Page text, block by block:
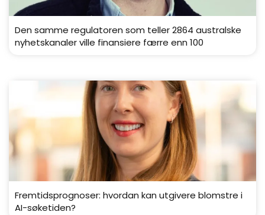
Den samme regulatoren som teller 2864 australske
nyhetskanaler ville finansiere færre enn 100
Fremtidsprognoser: hvordan kan utgivere blomstre i
AI-søketiden?